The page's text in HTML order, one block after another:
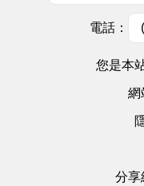
電話：
您是本
網
分享